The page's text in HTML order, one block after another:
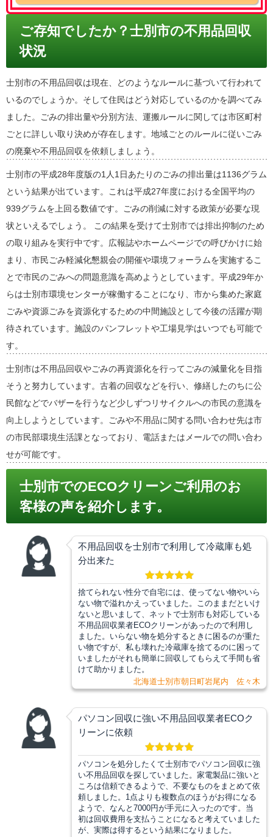
ご存知でしたか？士別市の不用品回収
状況
士別市の不用品回収は現在、どのようなルールに基づいて行われて
いるのでしょうか。そして住民はどう対応しているのかを調べてみ
ました。ごみの排出量や分別方法、運搬ルールに関しては市区町村
ごとに詳しい取り決めが存在します。地域ごとのルールに従いごみ
の廃棄や不用品回収を依頼しましょう。
士別市の平成28年度版の1人1日あたりのごみの排出量は1136グラム
という結果が出ています。これは平成27年度における全国平均の
939グラムを上回る数値です。ごみの削減に対する政策が必要な現
状といえるでしょう。 この結果を受けて士別市では排出抑制のため
の取り組みを実行中です。広報誌やホームページでの呼びかけに始
まり、市民ごみ軽減化懇親会の開催や環境フォーラムを実施するこ
とで市民のごみへの問題意識を高めようとしています。平成29年か
らは士別市環境センターが稼働することになり、市から集めた家庭
ごみや資源ごみを資源化するための中間施設として今後の活躍が期
待されています。施設のパンフレットや工場見学はいつでも可能で
す。
士別市は不用品回収やごみの再資源化を行ってごみの減量化を目指
そうと努力しています。古着の回収などを行い、修繕したのちに公
民館などでバザーを行うなど少しずつリサイクルへの市民の意識を
向上しようとしています。ごみや不用品に関する問い合わせ先は市
の市民部環境生活課となっており、電話またはメールでの問い合わ
せが可能です。
士別市でのECOクリーンご利用のお
客様の声を紹介します。
不用品回収を士別市で利用して冷蔵庫も処
分出来た
捨てられない性分で自宅には、使ってない物やいら
ない物で溢れかえっていました。このままだといけ
ないと思いまして、ネットで士別市も対応している
不用品回収業者ECOクリーンがあったので利用し
ました。いらない物を処分するときに困るのが重た
い物ですが、私も壊れた冷蔵庫を捨てるのに困って
いましたがそれも簡単に回収してもらえて手間も省
けて助かりました。
北海道士別市朝日町岩尾内 佐々木
パソコン回収に強い不用品回収業者ECOク
リーンに依頼
パソコンを処分したくて士別市でパソコン回収に強
い不用品回収を探していました。家電製品に強いと
ころは信頼できるようで、不要なものをまとめて依
頼しました。1点よりも複数点のほうがお得になる
ようで、なんと7000円が手元に入ったのです。当
初は回収費用を支払うことになると考えていました
が、実際は得するという結果になりました。